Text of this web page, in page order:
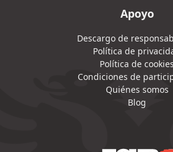
Apoyo
Descargo de
Política de
Política de cookies
Condiciones de
Quiénes somos
Blog